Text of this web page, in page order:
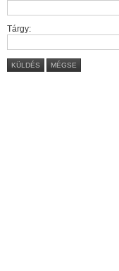
Tárgy:
KÜLDÉS MÉGSE